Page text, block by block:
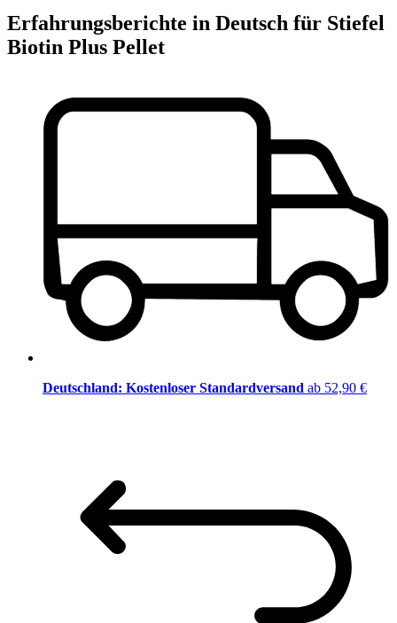
Erfahrungsberichte in Deutsch für Stiefel
Biotin Plus Pellet
Deutschland: Kostenloser Standardversand ab 52,90 €